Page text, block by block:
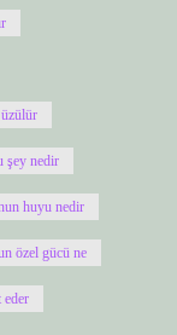
şey nedir
huyu nedir
özel gücü ne
eder